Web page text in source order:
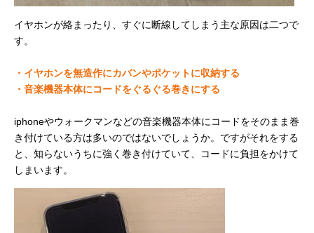
イヤホンが絡まったり、すぐに断線してしまう主な原因は二つで
す。
・イヤホンを無造作にカバンやポケットに収納する
・音楽機器本体にコードをぐるぐる巻きにする
iphoneやウォークマンなどの音楽機器本体にコードをそのまま巻
き付けている方は多いのではないでしょうか。ですがそれをする
と、知らないうちに強く巻き付けていて、コードに負担をかけて
しまいます。